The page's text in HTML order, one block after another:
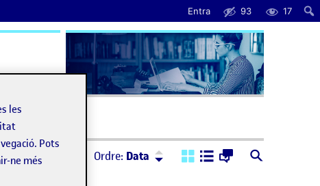
Entra 93 17
Ajuda
Ordre: Data Ordre: Descendent
les
Pots
ne més